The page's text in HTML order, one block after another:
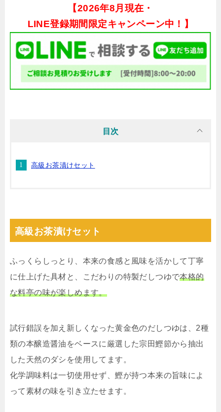
【2026年8月現在・
LINE登録期間限定キャンペーン中！】
目次
高級お茶漬けセット
高級お茶漬けセット
ふっくらしっとり、本来の食感と風味を活かして丁寧
に仕上げた具材と、こだわりの特製だしつゆで本格的
な料亭の味が楽しめます。
試行錯誤を加え新しくなった黄金色のだしつゆは、2種
類の本醸造醤油をベースに厳選した宗田鰹節から抽出
した天然のダシを使用してます。
化学調味料は一切使用せず、鰹が持つ本来の旨味によ
って素材の味を引き立たせます。